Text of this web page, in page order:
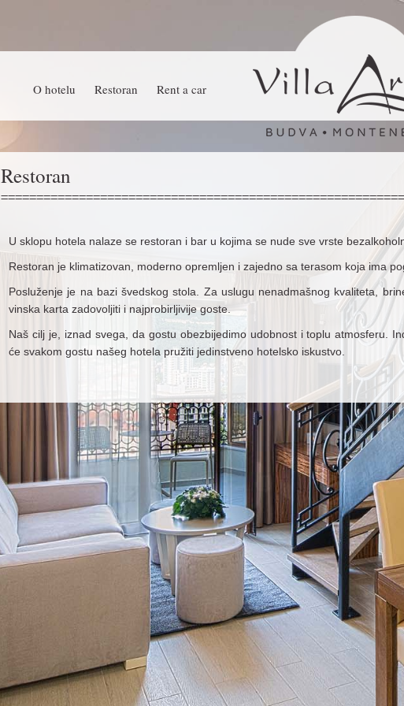
O hotelu Restoran Rent a car
Restoran
U sklopu hotela nalaze se restoran i bar u kojima se nude sve vrste
Restoran je klimatizovan, moderno opremljen i zajedno sa terasom koja ima
Posluženje je na bazi švedskog stola. Za uslugu nenadmašnog kvaliteta,
vinska karta zadovoljiti i najprobirljivije goste.
Naš cilj je, iznad svega, da gostu obezbijedimo udobnost i toplu atmosferu.
će svakom gostu našeg hotela pružiti jedinstveno hotelsko iskustvo.